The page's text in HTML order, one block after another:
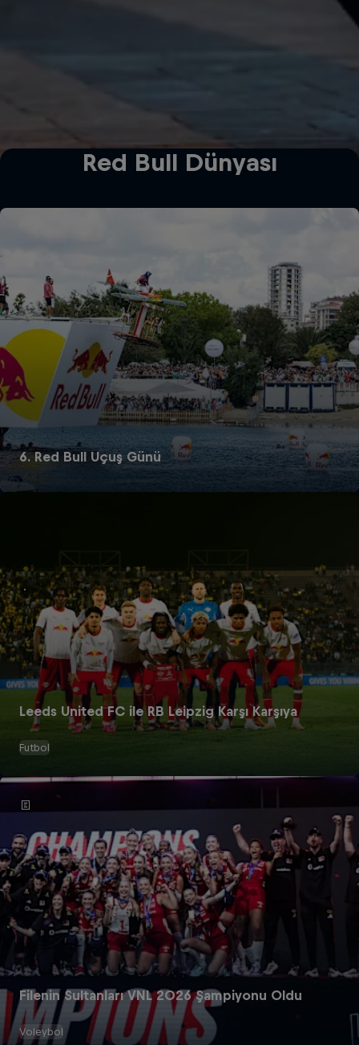
Red Bull Dünyası
6. Red Bull Uçuş Günü
Leeds United FC ile RB Leipzig Karşı Karşıya
Futbol
Filenin Sultanları VNL 2026 Şampiyonu Oldu
Voleybol